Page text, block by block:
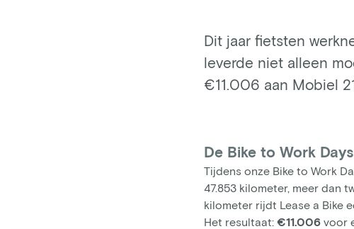
Dit jaar fietsten
leverde niet alleen
€11.006 aan Mobiel
De Bike to Work
Tijdens onze Bike to Work
47.853 kilometer, meer dan
kilometer rijdt Lease a Bike
Het resultaat: €11.006 voor